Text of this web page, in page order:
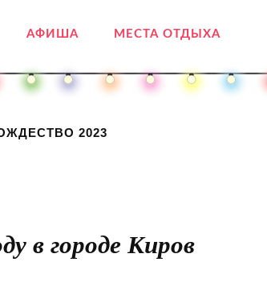
АФИША МЕСТА ОТДЫХА
2023
в городе Киров